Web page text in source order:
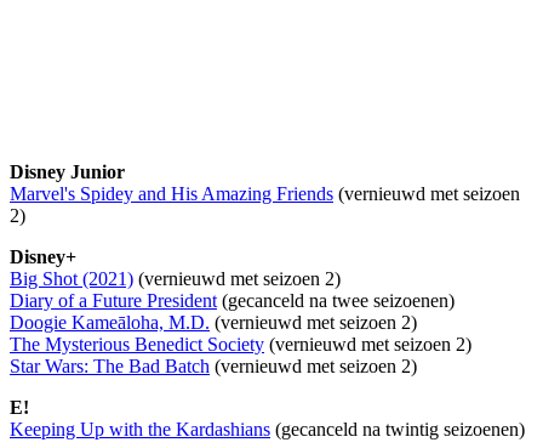
Disney Junior
Marvel's Spidey and His Amazing Friends (vernieuwd met seizoen
2)
Disney+
Big Shot (2021) (vernieuwd met seizoen 2)
Diary of a Future President (gecanceld na twee seizoenen)
Doogie Kameāloha, M.D. (vernieuwd met seizoen 2)
The Mysterious Benedict Society (vernieuwd met seizoen 2)
Star Wars: The Bad Batch (vernieuwd met seizoen 2)
E!
Keeping Up with the Kardashians (gecanceld na twintig seizoenen)